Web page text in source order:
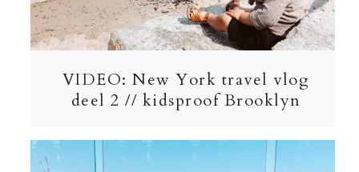
VIDEO: New York travel vlog
deel 2 // kidsproof Brooklyn